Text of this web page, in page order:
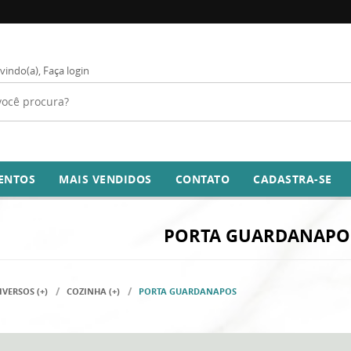
Faça login
MAIS VENDIDOS CONTATO CADASTRA-SE
PORTA
(+) COZINHA (+) PORTA GUARDANAPOS